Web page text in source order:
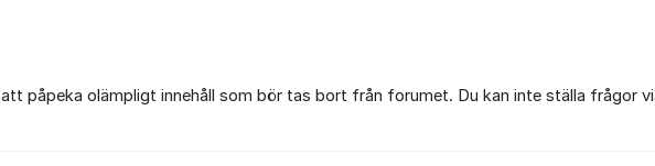
påpeka olämpligt innehåll som bör tas bort från forumet. Du kan inte ställa frågor